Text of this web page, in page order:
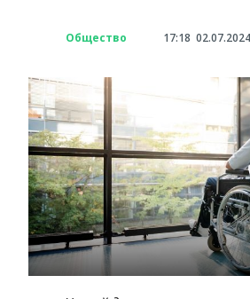
Общество 17:18 02.07.2024